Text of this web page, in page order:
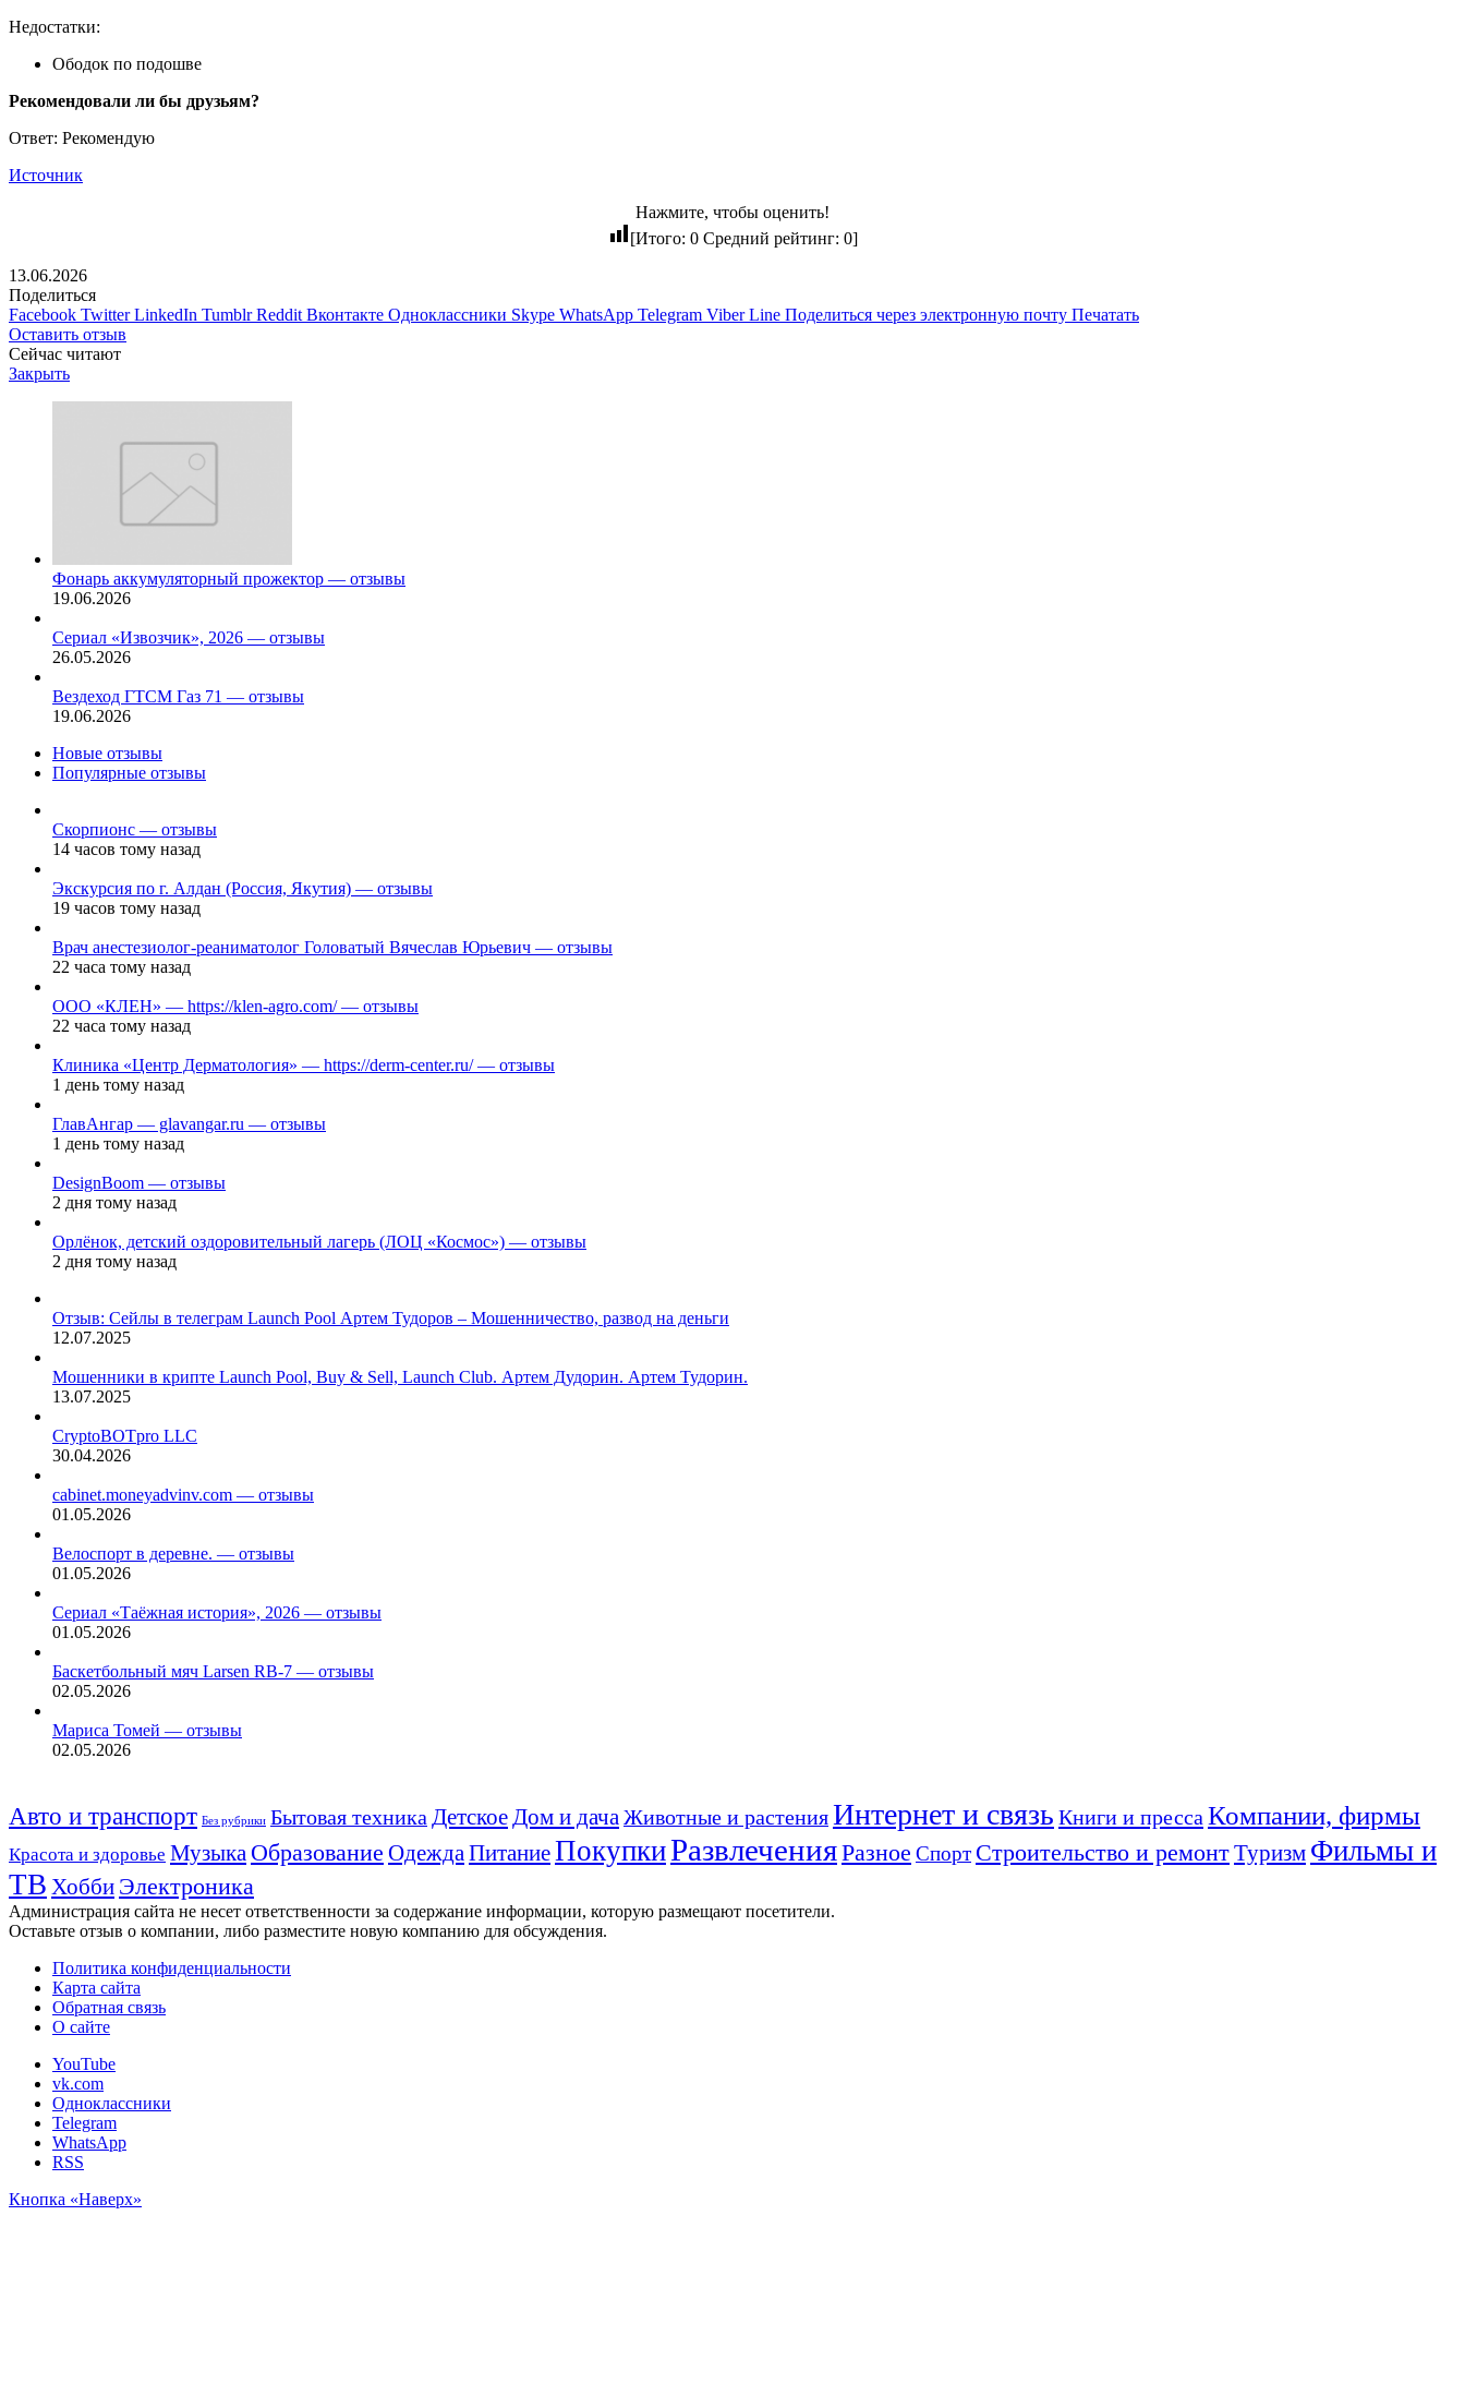
Недостатки:
Ободок по подошве
Рекомендовали ли бы друзьям?
Ответ: Рекомендую
Источник
Нажмите, чтобы оценить!
[Итого: 0Средний рейтинг: 0]
13.06.2026
Поделиться
Facebook Twitter LinkedIn Tumblr Reddit Вконтакте Одноклассники Skype WhatsApp Telegram Viber Line Поделиться через электронную почту Печатать
Оставить отзыв
Сейчас читают
Закрыть
Фонарь аккумуляторный прожектор — отзывы
19.06.2026
Сериал «Извозчик», 2026 — отзывы
26.05.2026
Вездеход ГТСМ Газ 71 — отзывы
19.06.2026
Новые отзывы
Популярные отзывы
Скорпионс — отзывы
14 часов тому назад
Экскурсия по г. Алдан (Россия, Якутия) — отзывы
19 часов тому назад
Врач анестезиолог-реаниматолог Головатый Вячеслав Юрьевич — отзывы
22 часа тому назад
ООО «КЛЕН» — https://klen-agro.com/ — отзывы
22 часа тому назад
Клиника «Центр Дерматология» — https://derm-center.ru/ — отзывы
1 день тому назад
ГлавАнгар — glavangar.ru — отзывы
1 день тому назад
DesignBoom — отзывы
2 дня тому назад
Орлёнок, детский оздоровительный лагерь (ЛОЦ «Космос») — отзывы
2 дня тому назад
Отзыв: Сейлы в телеграм Launch Pool Артем Тудоров – Мошенничество, развод на деньги
12.07.2025
Мошенники в крипте Launch Pool, Buy & Sell, Launch Club. Артем Дудорин. Артем Тудорин.
13.07.2025
CryptoBOTpro LLC
30.04.2026
cabinet.moneyadvinv.com — отзывы
01.05.2026
Велоспорт в деревне. — отзывы
01.05.2026
Сериал «Таёжная история», 2026 — отзывы
01.05.2026
Баскетбольный мяч Larsen RB-7 — отзывы
02.05.2026
Мариса Томей — отзывы
02.05.2026
Авто и транспорт Без рубрики Бытовая техника Детское Дом и дача Животные и растенияИнтернет и связь Книги и пресса Компании, фирмы
Красота и здоровье Музыка Образование Одежда ПитаниеПокупкиРазвлеченияРазное Спорт Строительство и ремонтТуризм Фильмы и
ТВ Хобби Электроника
Администрация сайта не несет ответственности за содержание информации, которую размещают посетители.
Оставьте отзыв о компании, либо разместите новую компанию для обсуждения.
Политика конфиденциальности
Карта сайта
Обратная связь
О сайте
YouTube
vk.com
Одноклассники
Telegram
WhatsApp
RSS
Кнопка «Наверх»